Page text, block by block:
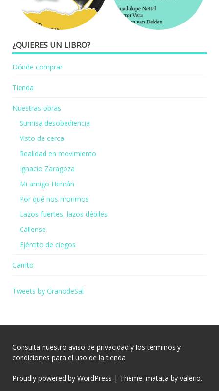
¿QUIERES UN LIBRO?
Dónde comprar
Tienda
Nuestras obras
Sumisa desobediencia
Visto de cerca
Realidad en movimiento
Ignacio Zaragoza
Mi amigo Hernán
Por qué nos morimos
Lazos fuertes, lazos débiles
Cállense
Ejército de ciegos
Carrito
Tweets by GranodeSal
Consulta nuestro aviso de privacidad y lostérminos y
condiciones para el uso de la tienda
Proudly powered by WordPress | Theme: matata by valerio.